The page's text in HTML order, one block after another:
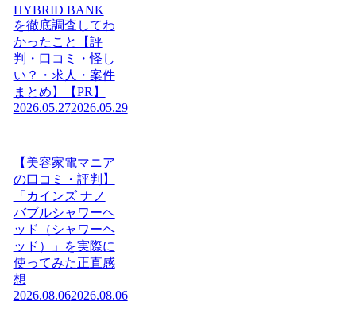
HYBRID BANK
を徹底調査してわ
かったこと【評
判・口コミ・怪し
い？・求人・案件
まとめ】【PR】
2026.05.272026.05.29
【美容家電マニア
の口コミ・評判】
「カインズ ナノ
バブルシャワーヘ
ッド（シャワーヘ
ッド）」を実際に
使ってみた正直感
想
2026.08.062026.08.06